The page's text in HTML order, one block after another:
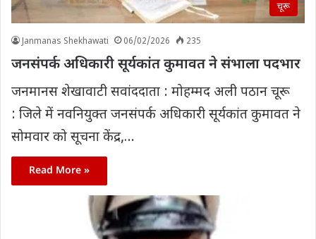
चूरू
Janmanas Shekhawati 06/02/2026 235
जनसंपर्क अधिकारी सूर्यकांत कुमावत ने संभाला पदभार
जनमानस शेखावाटी सवांददाता : मोहम्मद अली पठान चूरू
: जिले में नवनियुक्त जनसंपर्क अधिकारी सूर्यकांत कुमावत ने
सोमवार को सूचना केंद्र,…
Read More »